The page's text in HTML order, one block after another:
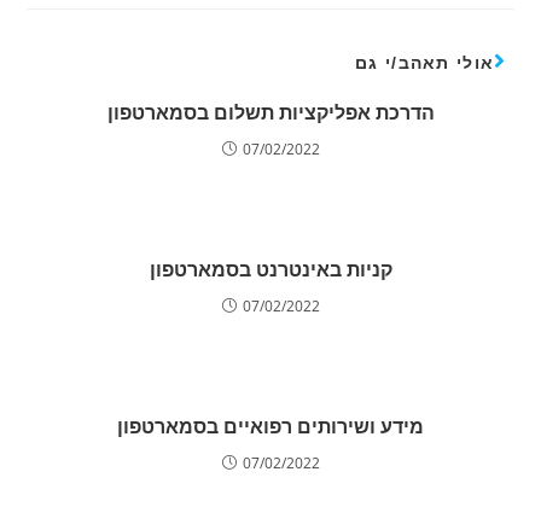
אולי תאהב/י גם
הדרכת אפליקציות תשלום בסמארטפון
07/02/2022
קניות באינטרנט בסמארטפון
07/02/2022
מידע ושירותים רפואיים בסמארטפון
07/02/2022